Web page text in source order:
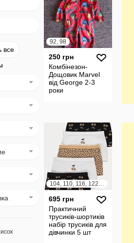
все
92, 98
250 грн
Комбінезон-
Дощовик Marvel
від George 2-3
роки
104, 110, 116, 122, 128, 134, 140, 146, 152, 158, 164
695 грн
Практичний
трусиків-шортиків
набір трусиків для
дівчинки 5 шт